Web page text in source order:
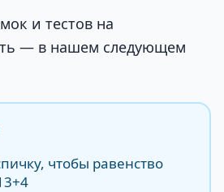
и тестов на
— в нашем следующем
чтобы равенство